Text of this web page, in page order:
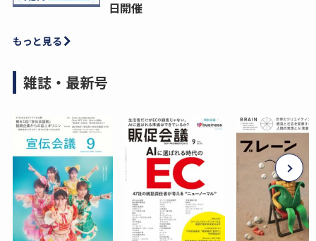
日開催
もっと見る
雑誌・最新号